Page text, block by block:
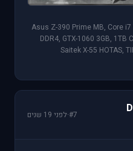
Asus Z-390 Prime MB, Core
DDR4, GTX-1060 3GB,
Saitek X-55 HOTAS,
#7
·לפני 19 שנים